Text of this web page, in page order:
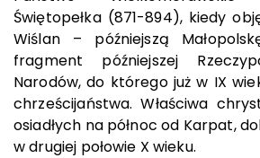
Świętopełka (871-894), kiedy
Wiślan – późniejszą
fragment późniejszej
Narodów, do którego już w IX
chrześcijaństwa. Właściwa
osiadłych na północ od Karpat,
w drugiej połowie X wieku.